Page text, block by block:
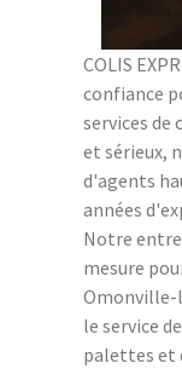
COLIS
confiance
services de
et sérieux,
d'agents
années
Notre
mesure
Omonville-
le service
palettes et